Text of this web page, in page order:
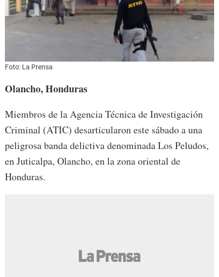
Foto: La Prensa
Olancho, Honduras
Miembros de la Agencia Técnica de Investigación
Criminal (ATIC) desarticularon este sábado a una
peligrosa banda delictiva denominada Los Peludos,
en Juticalpa, Olancho, en la zona oriental de
Honduras.